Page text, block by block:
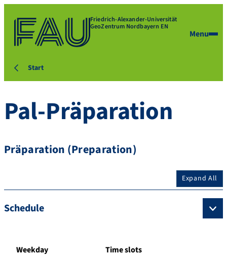
Friedrich-Alexander-Universität
GeoZentrum Nordbayern EN
Menu
Start
Pal-Präparation
Präparation (Preparation)
Expand All
Schedule
Weekday Time slots